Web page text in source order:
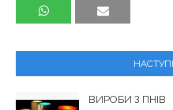
ВИРОБИ З ПНІВ